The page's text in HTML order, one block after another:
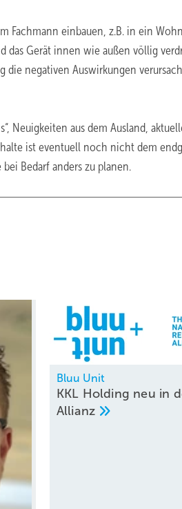
Fachmann einbauen, z.B. in ein
das Gerät innen wie außen völlig
negativen Auswirkungen
Neuigkeiten aus dem Ausland,
ist eventuell noch nicht dem
Bedarf anders zu planen.
Bluu Unit
KKL Holding neu in
Allianz